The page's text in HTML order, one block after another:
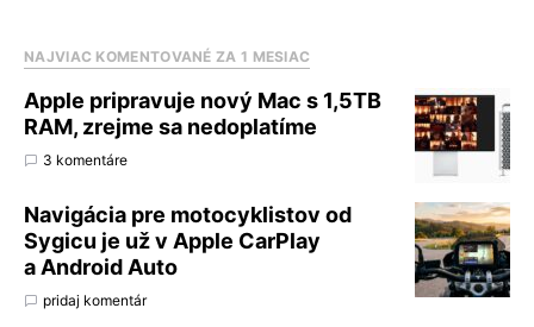
NAJVIAC KOMENTOVANÉ ZA 1 MESIAC
Apple pripravuje nový Mac s 1,5TB
RAM, zrejme sa nedoplatíme
3 komentáre
Navigácia pre motocyklistov od
Sygicu je už v Apple CarPlay
a Android Auto
pridaj komentár